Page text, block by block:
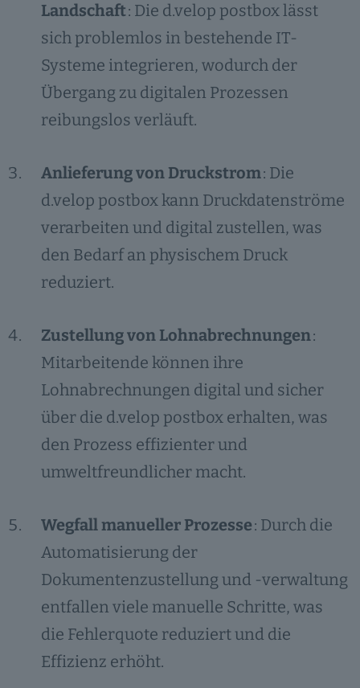
Landschaft: Die d.velop postbox lässt
sich problemlos in bestehende IT-
Systeme integrieren, wodurch der
Übergang zu digitalen Prozessen
reibungslos verläuft.
Anlieferung von Druckstrom: Die
d.velop postbox kann Druckdatenströme
verarbeiten und digital zustellen, was
den Bedarf an physischem Druck
reduziert.
Zustellung von Lohnabrechnungen:
Mitarbeitende können ihre
Lohnabrechnungen digital und sicher
über die d.velop postbox erhalten, was
den Prozess effizienter und
umweltfreundlicher macht.
Wegfall manueller Prozesse: Durch die
Automatisierung der
Dokumentenzustellung und -verwaltung
entfallen viele manuelle Schritte, was
die Fehlerquote reduziert und die
Effizienz erhöht.